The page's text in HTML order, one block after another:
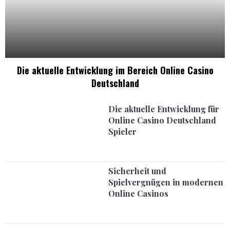
Die aktuelle Entwicklung im Bereich Online Casino
Deutschland
Die aktuelle Entwicklung für
Online Casino Deutschland
Spieler
Sicherheit und
Spielvergnügen in modernen
Online Casinos